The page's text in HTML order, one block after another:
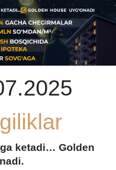
ketadi… Golden